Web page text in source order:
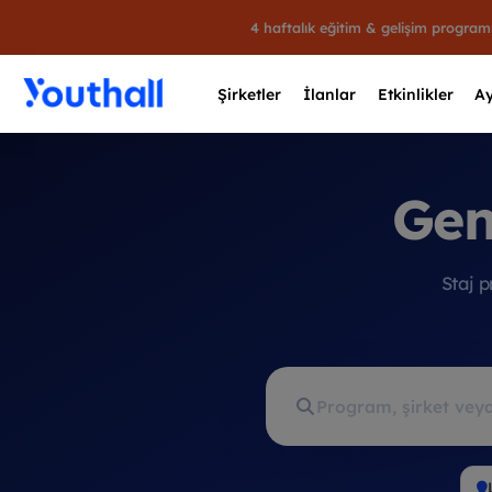
4 haftalık eğitim & gelişim
Şirketler İlanlar Etkinlikler
Staj